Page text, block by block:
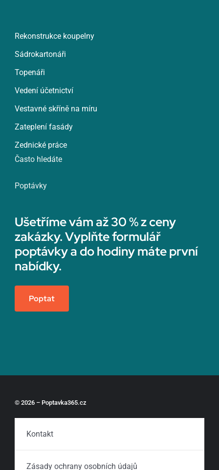
Rekonstrukce koupelny
Sádrokartonáři
Topenáři
Vedení účetnictví
Vestavné skříně na míru
Zateplení fasády
Zednické práce
Často hledáte
Poptávky
Ušetříme vám až 30 % z ceny
zakázky. Vyplňte formulář
poptávky a do hodiny máte první
nabídky.
Poptat
© 2026 – Poptavka365.cz
Kontakt
Zásady ochrany osobních údajů